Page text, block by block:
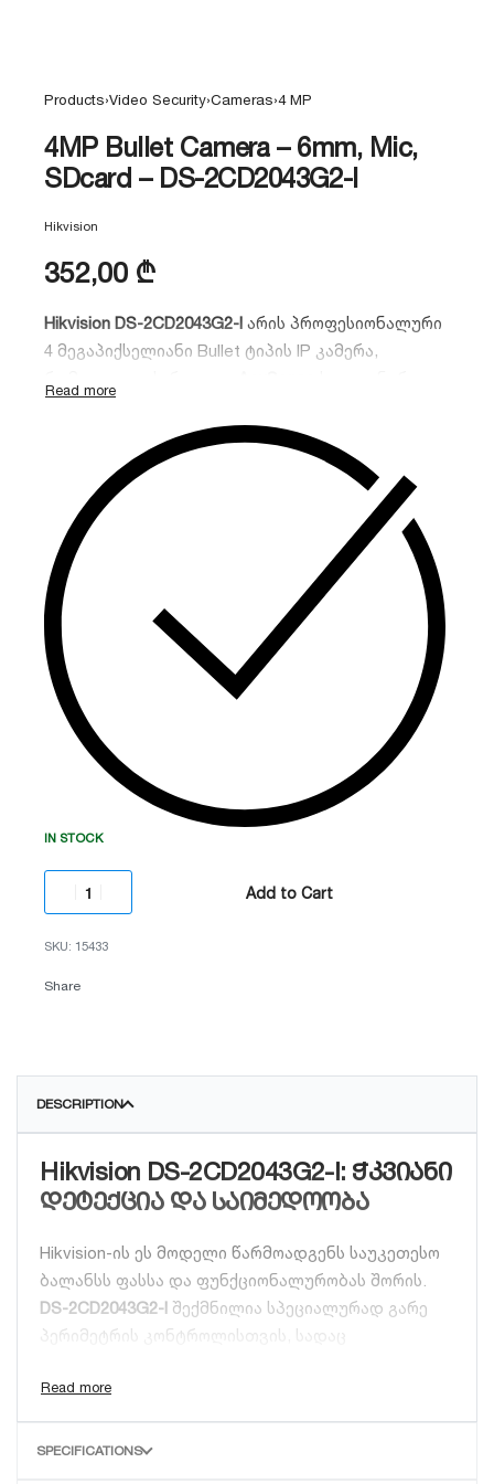
Products›Video Security›Cameras›4 MP
4MP Bullet Camera – 6mm, Mic,
SDcard – DS-2CD2043G2-I
Hikvision
352,00 ₾
Hikvision DS-2CD2043G2-I არის პროფესიონალური
4 მეგაპიქსელიანი Bullet ტიპის IP კამერა,
მაღალი ხარისხის ვიდეომონიტორინგს, ამცირებს
ცრუ განგაშებს და იდეალურია გარე პერიმეტრის
24/7 დასაცავად.
გაფართოება:
AcuSense (ადამიანის და
ავტომობილის დეტექცია)
40 მეტრი (Smart IR)
დაცვა: IP67 (წყალგაუმტარი/მტვერგამძლე)
IN STOCK
Add to Cart
15433
Share
DESCRIPTION
Hikvision DS-2CD2043G2-I: ჭკვიანი
დეტექცია და საიმედოობა
Hikvision-ის ეს მოდელი წარმოადგენს საუკეთესო
ბალანსს ფასსა და ფუნქციონალურობას შორის.
DS-2CD2043G2-I შექმნილია სპეციალურად გარე
პერიმეტრის კონტროლისთვის, სადაც
იდენტიფიცირება.
ძირითადი უპირატესობები:
SPECIFICATIONS